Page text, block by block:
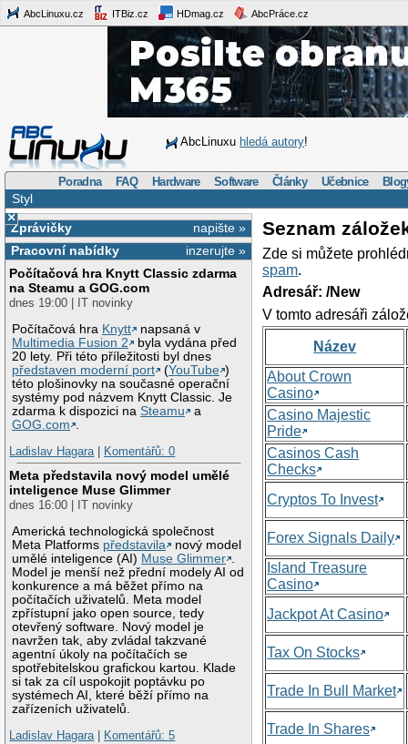
AbcLinuxu.cz ITBiz.cz HDmag.cz AbcPráce.cz
AbcLinuxu hledá autory!
Poradna FAQ Hardware Software Články Učebnice
Styl
×
napište »
Zprávičky
inzerujte »
Pracovní nabídky
Počítačová hra Knytt Classic zdarma
na Steamu a GOG.com
dnes 19:00 | IT novinky
Počítačová hra Knytt
napsaná v
Multimedia Fusion 2
byla vydána před
20 lety. Při této příležitosti byl dnes
představen moderní port
(YouTube )
této plošinovky na současné operační
systémy pod názvem Knytt Classic. Je
zdarma k dispozici naSteamu
a
GOG.com
Ladislav Hagara| Komentářů: 0
Meta představila nový model umělé
inteligence Muse Glimmer
dnes 16:00 | IT novinky
Americká technologická společnost
Meta Platforms představila
nový model
umělé inteligence (AI) Muse Glimmer
Model je menší než přední modely AI od
konkurence a má běžet přímo na
počítačích uživatelů. Meta model
zpřístupní jako open source, tedy
otevřený software. Nový model je
navržen tak, aby zvládal takzvané
agentní úkoly na počítačích se
spotřebitelskou grafickou kartou. Klade
si tak za cíl uspokojit poptávku po
systémech AI, které běží přímo na
zařízeních uživatelů.
Ladislav Hagara| Komentářů: 5
Seznam
Zde si můžete
spam.
Adresář: /New
V tomto adresáři
Název
About Crown
Casino
Casino Majestic
Pride
Casinos Cash
Checks
Cryptos To Invest
Forex Signals Daily
Island Treasure
Casino
Jackpot At Casino
Tax On Stocks
Trade In Bull Market
Trade In Shares